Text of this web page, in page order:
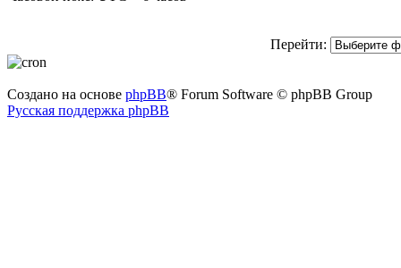
Перейти:
Создано на основе phpBB® Forum Software © phpBB Group
Русская поддержка phpBB